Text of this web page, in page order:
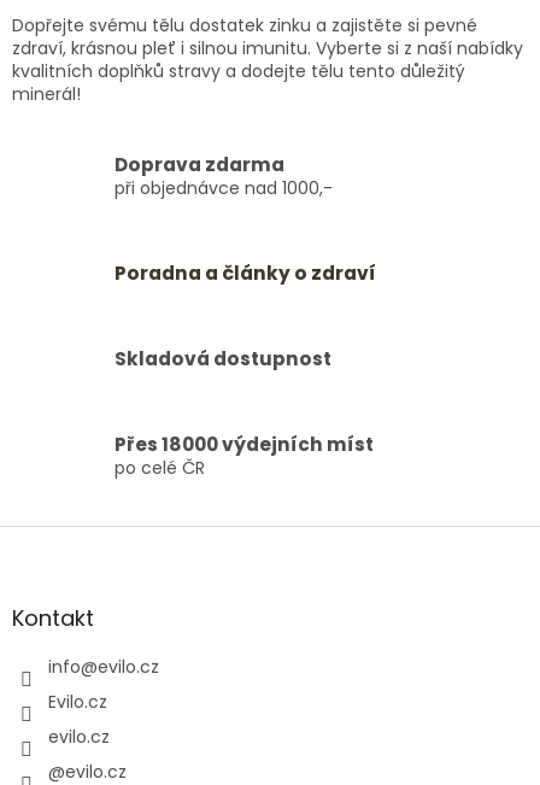
Dopřejte svému tělu dostatek zinku a zajistěte si pevné
zdraví, krásnou pleť i silnou imunitu. Vyberte si z naší nabídky
kvalitních doplňků stravy a dodejte tělu tento důležitý
minerál!
Doprava zdarma
při objednávce nad 1000,-
Poradna a články o zdraví
Skladová dostupnost
Přes 18000 výdejních míst
po celé ČR
Z
aKontakt
info@evilo.cz
Evilo.cz
evilo.cz
@evilo.cz